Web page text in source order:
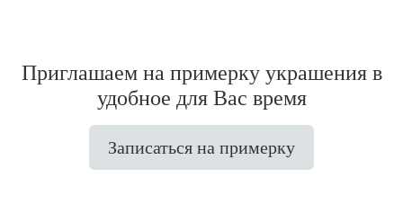
Приглашаем на примерку украшения в
удобное для Вас время
Записаться на примерку